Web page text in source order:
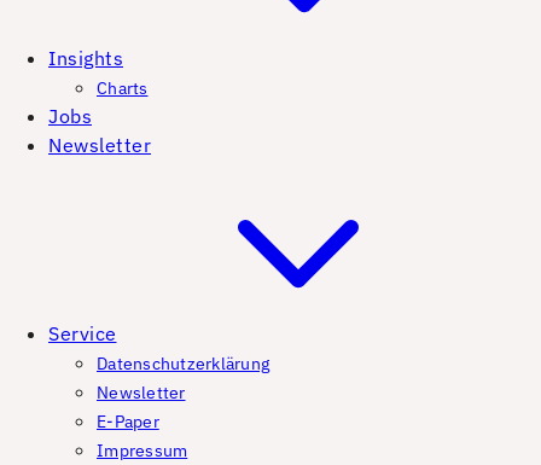
Insights
Charts
Jobs
Newsletter
Service
Datenschutzerklärung
Newsletter
E-Paper
Impressum